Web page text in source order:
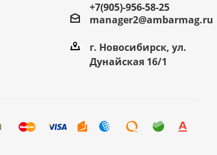
+7(905)-956-58-25
manager2@ambarmag.ru
г. Новосибирск, ул.
Дунайская 16/1